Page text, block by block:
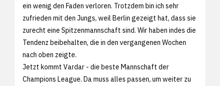
ein wenig den Faden verloren. Trotzdem bin ich sehr
zufrieden mit den Jungs, weil Berlin gezeigt hat, dass sie
zurecht eine Spitzenmannschaft sind. Wir haben indes die
Tendenz beibehalten, die in den vergangenen Wochen
nach oben zeigte.
Jetzt kommt Vardar - die beste Mannschaft der
Champions League. Da muss alles passen, um weiter zu